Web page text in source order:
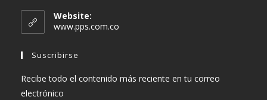
Website:
www.pps.com.co
Suscribirse
Recibe todo el contenido más reciente en tu correo
electrónico